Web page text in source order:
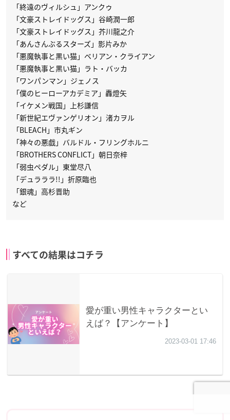
「終遠のヴィルシュ」アンクゥ
「文豪ストレイドッグス」谷崎潤一郎
「文豪ストレイドッグス」芥川龍之介
「あんさんぶるスターズ」影片みか
「悪魔執事と黒い猫」ベリアン・クライアン
「悪魔執事と黒い猫」ラト・バッカ
「ワンパンマン」ジェノス
「僕のヒーローアカデミア」轟燈矢
「イケメン戦国」上杉謙信
「新世紀エヴァンゲリオン」渚カヲル
「BLEACH」市丸ギン
「神々の悪戯」バルドル・フリングホルニ
「BROTHERS CONFLICT」朝日奈梓
「弱虫ペダル」東堂尽八
「デュラララ!!」折原臨也
「銀魂」高杉晋助
など
すべての結果はコチラ